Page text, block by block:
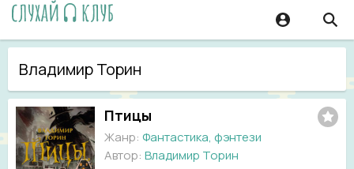
Владимир Торин
Птицы
Жанр: Фантастика, фэнтези
Автор: Владимир Торин